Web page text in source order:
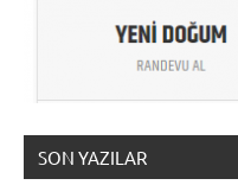
SON YAZILAR